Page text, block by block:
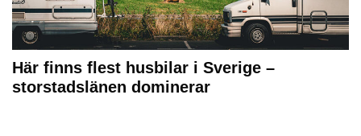
Här finns flest husbilar i Sverige –
storstadslänen dominerar